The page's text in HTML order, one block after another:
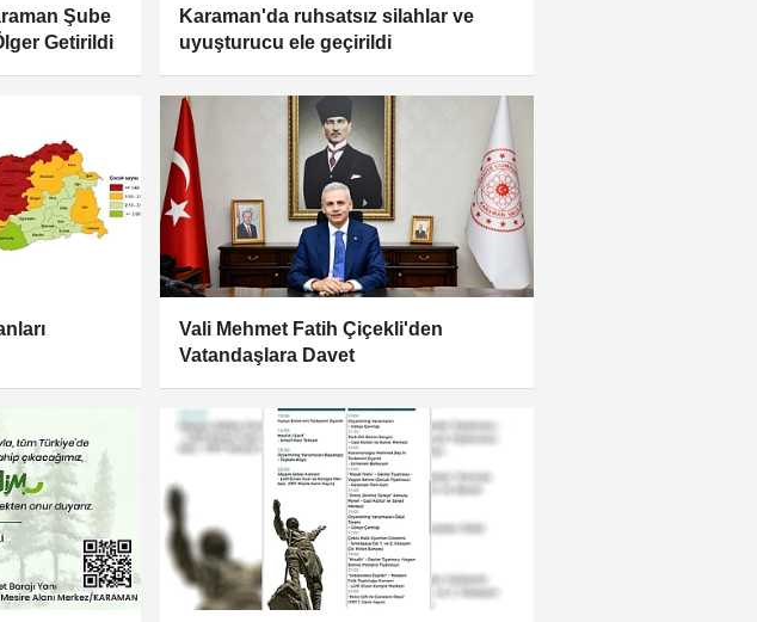
Şube
Getirildi
Karaman'da ruhsatsız silahlar ve
uyuşturucu ele geçirildi
Vali Mehmet Fatih Çiçekli'den
Vatandaşlara Davet